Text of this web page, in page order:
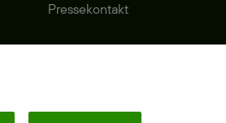
Pressekontakt